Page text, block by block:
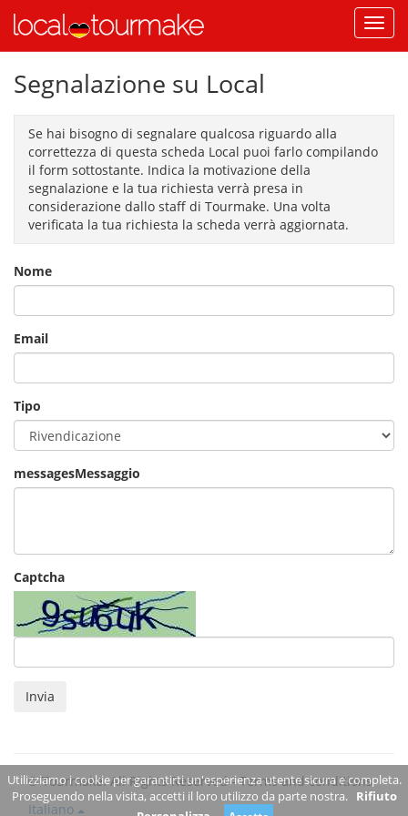
Segnalazione su Local
Se hai bisogno di segnalare qualcosa riguardo alla
correttezza di questa scheda Local puoi farlo compilando
il form sottostante. Indica la motivazione della
segnalazione e la tua richiesta verrà presa in
considerazione dallo staff di Tourmake. Una volta
verificata la tua richiesta la scheda verrà aggiornata.
Nome
Email
Tipo
messagesMessaggio
Captcha
Invia
© Tourmake. All Rights Reserved -Terms and conditions
Italiano
Utilizziamo i cookie per garantirti un'esperienza utente sicura e completa.
Proseguendo nella visita, accetti il loro utilizzo da parte nostra. Rifiuto